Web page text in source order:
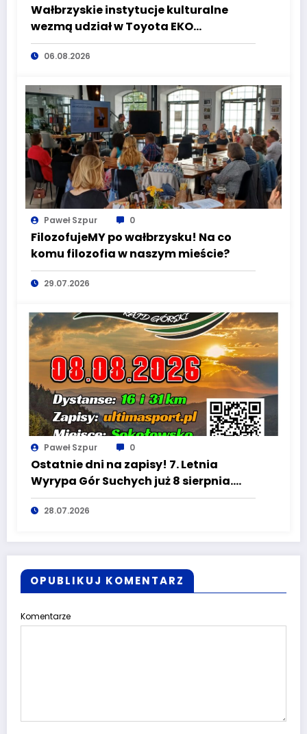
Wałbrzyskie instytucje kulturalne
wezmą udział w Toyota EKO
Półmaraton Wałbrzych
06.08.2026
Paweł Szpur 0
FilozofujeMY po wałbrzysku! Na co
komu filozofia w naszym mieście?
29.07.2026
Paweł Szpur 0
Ostatnie dni na zapisy! 7. Letnia
Wyrypa Gór Suchych już 8 sierpnia.
Świętuj jubileusz Mieroszowa na
szlaku
28.07.2026
OPUBLIKUJ KOMENTARZ
Komentarze